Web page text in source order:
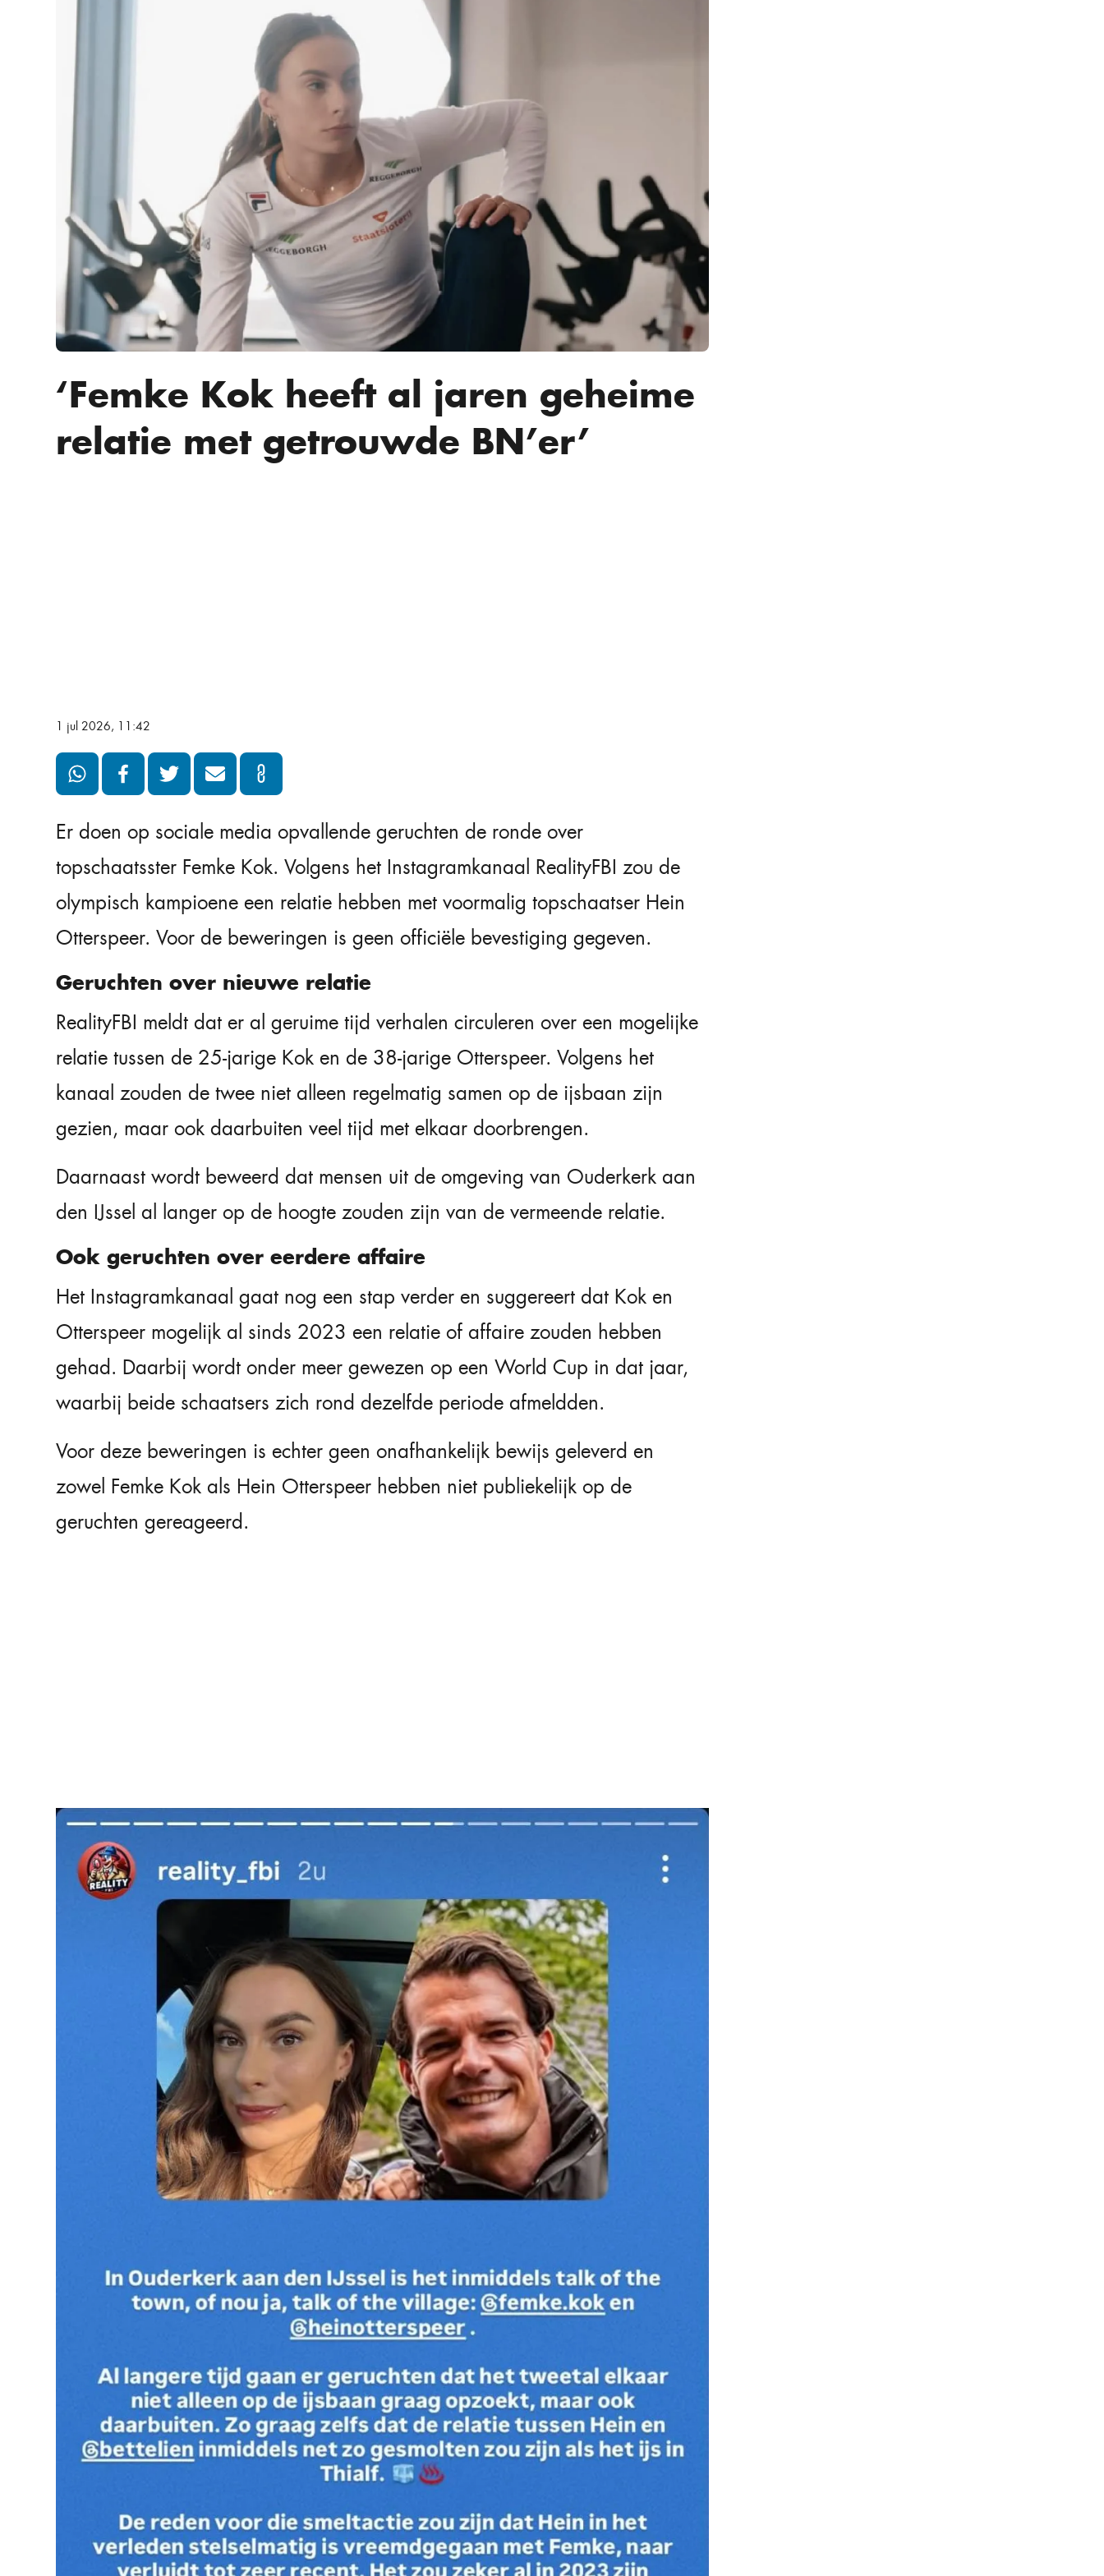
‘Femke Kok heeft al jaren geheime
relatie met getrouwde BN’er’
1 jul 2026, 11:42
Er doen op sociale media opvallende geruchten de ronde over
topschaatsster Femke Kok. Volgens het Instagramkanaal RealityFBI zou de
olympisch kampioene een relatie hebben met voormalig topschaatser Hein
Otterspeer. Voor de beweringen is geen officiële bevestiging gegeven.
Geruchten over nieuwe relatie
RealityFBI meldt dat er al geruime tijd verhalen circuleren over een mogelijke
relatie tussen de 25-jarige Kok en de 38-jarige Otterspeer. Volgens het
kanaal zouden de twee niet alleen regelmatig samen op de ijsbaan zijn
gezien, maar ook daarbuiten veel tijd met elkaar doorbrengen.
Daarnaast wordt beweerd dat mensen uit de omgeving van Ouderkerk aan
den IJssel al langer op de hoogte zouden zijn van de vermeende relatie.
Ook geruchten over eerdere affaire
Het Instagramkanaal gaat nog een stap verder en suggereert dat Kok en
Otterspeer mogelijk al sinds 2023 een relatie of affaire zouden hebben
gehad. Daarbij wordt onder meer gewezen op een World Cup in dat jaar,
waarbij beide schaatsers zich rond dezelfde periode afmeldden.
Voor deze beweringen is echter geen onafhankelijk bewijs geleverd en
zowel Femke Kok als Hein Otterspeer hebben niet publiekelijk op de
geruchten gereageerd.